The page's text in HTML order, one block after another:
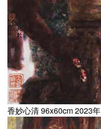
香妙心清 96x60cm 2023年